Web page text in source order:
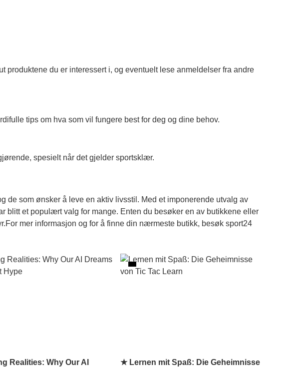
du er interessert i, og eventuelt lese anmeldelser fra andre
tips om hva som vil fungere best for deg og dine behov.
spesielt når det gjelder sportsklær.
de som ønsker å leve en aktiv livsstil. Med et imponerende utvalg av
blitt et populært valg for mange. Enten du besøker en av butikkene eller
mer informasjon og for å finne din nærmeste butikk, besøk sport24
Realities: Why Our AI
★ Lernen mit Spaß: Die Geheimnisse